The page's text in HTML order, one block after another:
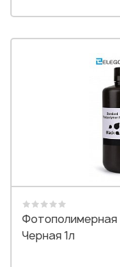
Черная 1л